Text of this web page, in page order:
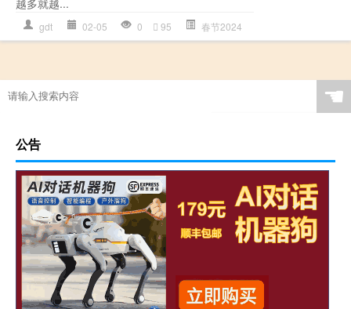
gdt 02-05 0 95 春节2024
☚
公告